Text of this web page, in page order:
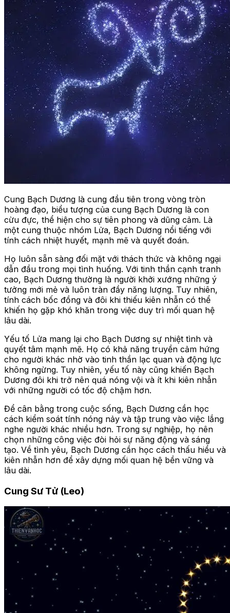
Cung Bạch Dương là cung đầu tiên trong vòng tròn
hoàng đạo, biểu tượng của cung Bạch Dương là con
cừu đực, thể hiện cho sự tiên phong và dũng cảm. Là
một cung thuộc nhóm Lửa, Bạch Dương nổi tiếng với
tính cách nhiệt huyết, mạnh mẽ và quyết đoán.
Họ luôn sẵn sàng đối mặt với thách thức và không ngại
dẫn đầu trong mọi tình huống. Với tinh thần cạnh tranh
cao, Bạch Dương thường là người khởi xướng những ý
tưởng mới mẻ và luôn tràn đầy năng lượng. Tuy nhiên,
tính cách bốc đồng và đôi khi thiếu kiên nhẫn có thể
khiến họ gặp khó khăn trong việc duy trì mối quan hệ
lâu dài.
Yếu tố Lửa mang lại cho Bạch Dương sự nhiệt tình và
quyết tâm mạnh mẽ. Họ có khả năng truyền cảm hứng
cho người khác nhờ vào tinh thần lạc quan và động lực
không ngừng. Tuy nhiên, yếu tố này cũng khiến Bạch
Dương đôi khi trở nên quá nóng vội và ít khi kiên nhẫn
với những người có tốc độ chậm hơn.
Để cân bằng trong cuộc sống, Bạch Dương cần học
cách kiểm soát tính nóng nảy và tập trung vào việc lắng
nghe người khác nhiều hơn. Trong sự nghiệp, họ nên
chọn những công việc đòi hỏi sự năng động và sáng
tạo. Về tình yêu, Bạch Dương cần học cách thấu hiểu và
kiên nhẫn hơn để xây dựng mối quan hệ bền vững và
lâu dài.
Cung Sư Tử (Leo)